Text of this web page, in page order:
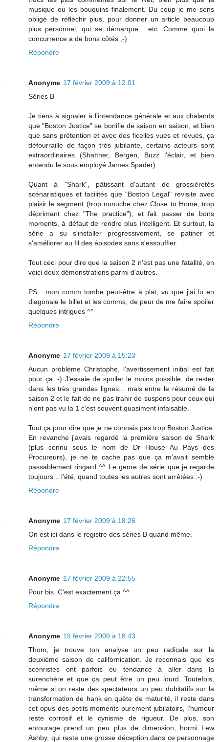
musique ou les bouquins finalement. Du coup je me sens
obligé de réfléchir plus, pour donner un article beaucoup
plus personnel, qui se démarque... etc. Comme quoi la
concurrence a de bons côtés ;-)
Répondre
Anonyme 17 février 2009 à 12:01
Séries B
Je tiens à signaler à l'intendance générale et aux chalands
que "Boston Justice" se bonifie de saison en saison, et bien
que sans prétention et avec des ficelles vues et revues, ça
défourraille de façon très jubilante, certains acteurs sont
extraordinaires (Shattner, Bergen, Buzz l'éclair, et bien
entendu le sous employé James Spader)
Quant à "Shark", pâtissant d'autant de grossièretés
scénaristiques et facilités que "Boston Legal" revisite avec
plaisir le segment (trop nunuche chez Close to Home, trop
déprimant chez "The practice"), et fait passer de bons
moments, à défaut de rendre plus intelligent. Et surtout, la
série a su s'installer progressivement, se patiner et
s'améliorer au fil des épisodes sans s'essouffler.
Tout ceci pour dire que la saison 2 n'est pas une fatalité, en
voici deux démonstrations parmi d'autres.
PS : mon comm tombe peut-être à plat, vu que j'ai lu en
diagonale le billet et les comms, de peur de me faire spoiler
quelques intrigues ^^
Répondre
Anonyme 17 février 2009 à 15:23
Aucun problème Christophe, l'avertissement initial est fait
pour ça :-) J'essaie de spoiler le moins possible, de rester
dans les très grandes lignes... mais entre le résumé de la
saison 2 et le fait de ne pas trahir de suspens pour ceux qui
n'ont pas vu la 1 c'est souvent quasiment infaisable.
Tout ça pour dire que je ne connais pas trop Boston Justice.
En revanche j'avais regardé la première saison de Shark
(plus connu sous le nom de Dr House Au Pays des
Procureurs), je ne te cache pas que ça m'avait semblé
passablement ringard ^^ Le genre de série que je regarde
toujours... l'été, quand toutes les autres sont arrêtées :-)
Répondre
Anonyme 17 février 2009 à 18:26
On est ici dans le registre des séries B quand même.
Répondre
Anonyme 17 février 2009 à 22:55
Pour bis. C'est exactement ça ^^
Répondre
Anonyme 19 février 2009 à 18:43
Thom, je trouve ton analyse un peu radicale sur la
deuxième saison de californication. Je reconnais que les
scénristes ont parfois eu tendance à aller dans la
surenchère et que ça peut être un peu lourd. Toutefois,
même si on reste des spectateurs un peu dubitatifs sur la
transformation de hank en quète de maturité, il reste dans
cet opus des petits moments purement jubilatoirs, l'humour
reste corrosif et le cynisme de rigueur. De plus, son
entourage prend un peu plus de dimension, hormi Lew
Ashby, qui reste une grosse déception dans ce personnage